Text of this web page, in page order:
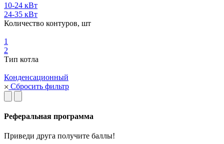
10-24 кВт
24-35 кВт
Количество контуров, шт
1
2
Тип котла
Конденсационный
Сбросить фильтр
Реферальная программа
Приведи друга получите баллы!